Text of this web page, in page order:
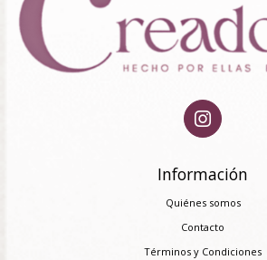
Información
Quiénes somos
Contacto
Términos y Condiciones